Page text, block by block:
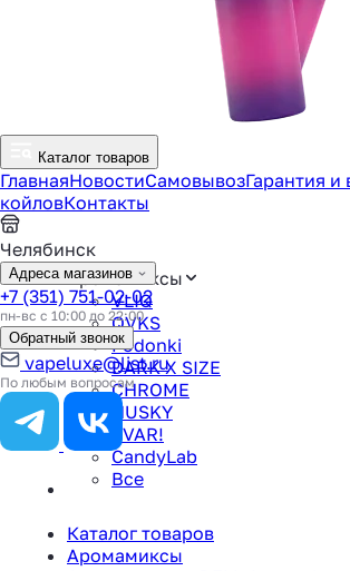
Аромамиксы
VLIQ
QVKS
Podonki
DARK X SIZE
CHROME
HUSKY
TVAR!
CandyLab
Все
Каталог товаров
ГлавнаяНовостиСамовывозГарантия и
койловКонтакты
Челябинск
Адреса магазинов
+7 (351) 751-02-02
пн-вс с 10:00 до 22:00
Обратный звонок
vapeluxe@list.ru
По любым вопросам
Каталог товаров
Аромамиксы